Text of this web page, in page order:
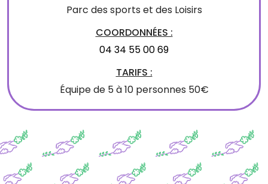
Parc des sports et des Loisirs
COORDONNÉES :
04 34 55 00 69
TARIFS :
Équipe de 5 à 10 personnes 50€